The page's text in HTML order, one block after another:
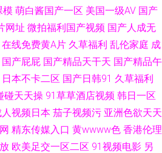
人爽 三级黄色免费 92在线国产视频 成人网
人人摸人人爽99 91视频工厂 免费成人网站
性爱 91蜜桃传媒吴梦梦 老司机福利社在线下
射精电影 人人操综合网 先锋人妻啪啪va资源
模 萌白酱国产一区 美国一级AV 国产
网址 微拍福利国产视频 国产人成无
在线免费黄A片 久草福利 乱伦家庭 成
国产屁屁 国产精品天干天 国产精品午
日本不卡二区 国产日韩91 久草福利
碰天天操 91草草酒店视频 韩日一区
人视频日本 茄子视频污 亚洲色欲天天
精东传媒入口 黄wwww色 香港伦理
欧美足交一区二区 91视频电影 另